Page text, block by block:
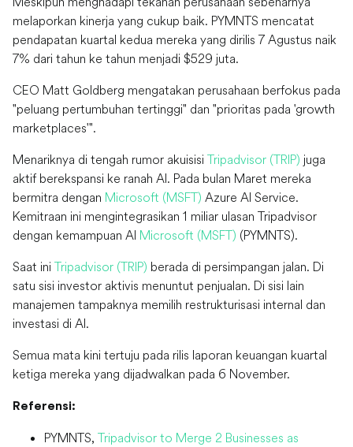
melaporkan kinerja yang cukup baik. PYMNTS mencatat
pendapatan kuartal kedua mereka yang dirilis 7 Agustus naik
7% dari tahun ke tahun menjadi $529 juta.
CEO Matt Goldberg mengatakan perusahaan berfokus pada
"peluang pertumbuhan tertinggi" dan "prioritas pada 'growth
marketplaces'".
Menariknya di tengah rumor akuisisi Tripadvisor (TRIP) juga
aktif berekspansi ke ranah AI. Pada bulan Maret mereka
bermitra dengan Microsoft (MSFT) Azure AI Service.
Kemitraan ini mengintegrasikan 1 miliar ulasan Tripadvisor
dengan kemampuan AI Microsoft (MSFT) (PYMNTS).
Saat ini Tripadvisor (TRIP) berada di persimpangan jalan. Di
satu sisi investor aktivis menuntut penjualan. Di sisi lain
manajemen tampaknya memilih restrukturisasi internal dan
investasi di AI.
Semua mata kini tertuju pada rilis laporan keuangan kuartal
ketiga mereka yang dijadwalkan pada 6 November.
Referensi:
PYMNTS, Tripadvisor to Merge 2 Businesses as